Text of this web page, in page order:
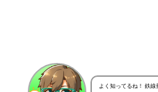
よく知ってるね！ 鉄